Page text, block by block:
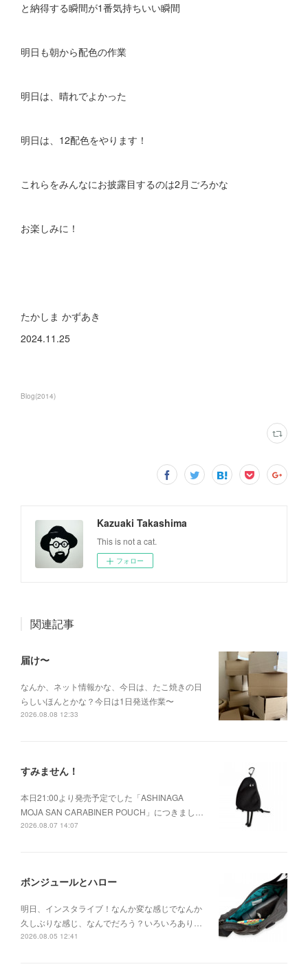
と納得する瞬間が1番気持ちいい瞬間
明日も朝から配色の作業
明日は、晴れでよかった
明日は、12配色をやります！
これらをみんなにお披露目するのは2月ごろかな
お楽しみに！
たかしま かずあき
2024.11.25
Blog(2014)
Kazuaki Takashima
This is not a cat.
フォロー
関連記事
届け〜
なんか、ネット情報かな、今日は、たこ焼きの日
らしいほんとかな？今日は1日発送作業〜
2026.08.08 12:33
すみません！
本日21:00より発売予定でした「ASHINAGA
MOJA SAN CARABINER POUCH」につきまし…
2026.08.07 14:07
ボンジュールとハロー
明日、インスタライブ！なんか変な感じでなんか
久しぶりな感じ、なんでだろう？いろいろあり…
2026.08.05 12:41